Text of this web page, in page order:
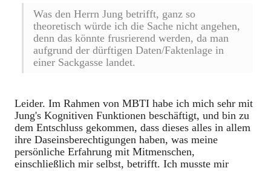
Was den Herrn Jung betrifft, ganz so
theoretisch würde ich die Sache nicht angehen,
denn das könnte frusrierend werden, da man
aufgrund der dürftigen Daten/Faktenlage in
einer Sackgasse landet.
Leider. Im Rahmen von MBTI habe ich mich sehr mit
Jung's Kognitiven Funktionen beschäftigt, und bin zu
dem Entschluss gekommen, dass dieses alles in allem
ihre Daseinsberechtigungen haben, was meine
persönliche Erfahrung mit Mitmenschen,
einschließlich mir selbst, betrifft. Ich musste mir